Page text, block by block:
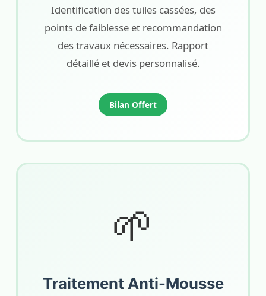
Identification des tuiles cassées, des
points de faiblesse et recommandation
des travaux nécessaires. Rapport
détaillé et devis personnalisé.
Bilan Offert
🌱
Traitement Anti-Mousse